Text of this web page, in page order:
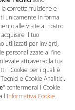
corretta fruizione e
unicamente in forma
alle visite al nostro
acquisire il tuo
utilizzati per inviarti,
personalizzate al fine
attraverso la tua
i Cookie per i quali è
e Cookie Analitici.
" confermerai i Cookie
l'Informativa Cookie.
della salute.
di mansioni
e mezzi
un cambio di
enunciazioni di
la malattia è
si azzera,
reintegratoria e il